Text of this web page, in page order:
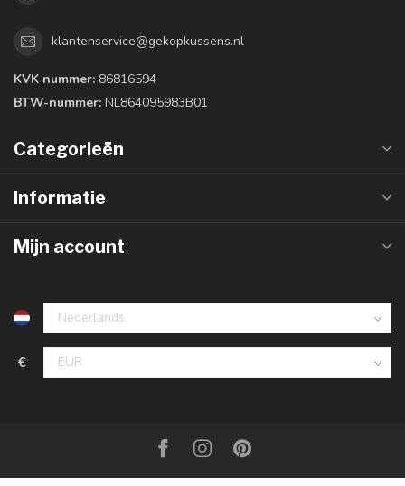
klantenservice@gekopkussens.nl
KVK nummer: 86816594
BTW-nummer: NL864095983B01
Categorieën
Informatie
Mijn account
€